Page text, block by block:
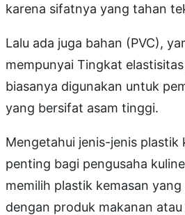
karena sifatnya yang tahan
Lalu ada juga bahan (PVC),
mempunyai Tingkat
biasanya digunakan untuk
yang bersifat asam tinggi.
Mengetahui jenis-jenis plastik
penting bagi pengusaha
memilih plastik kemasan yang
dengan produk makanan